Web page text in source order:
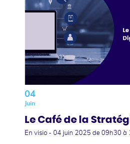
04
Juin
Le Café de la
En visio - 04 juin 2025 de 09h30 à